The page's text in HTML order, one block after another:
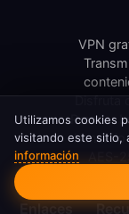
Enlaces
VPN
Disfruta
Premier
AES-
Utilizamos cookies
visitando este sitio,
información